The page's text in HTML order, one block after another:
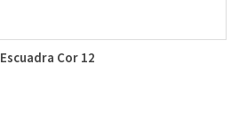
Escuadra Cor 12